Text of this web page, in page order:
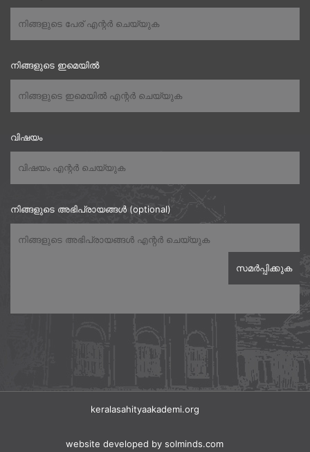
നിങ്ങളുടെ ഇമെയിൽ
വിഷയം
നിങ്ങളുടെ അഭിപ്രായങ്ങൾ (optional)
keralasahityaakademi.org
website developed by solminds.com